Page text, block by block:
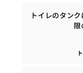
トイレのタン